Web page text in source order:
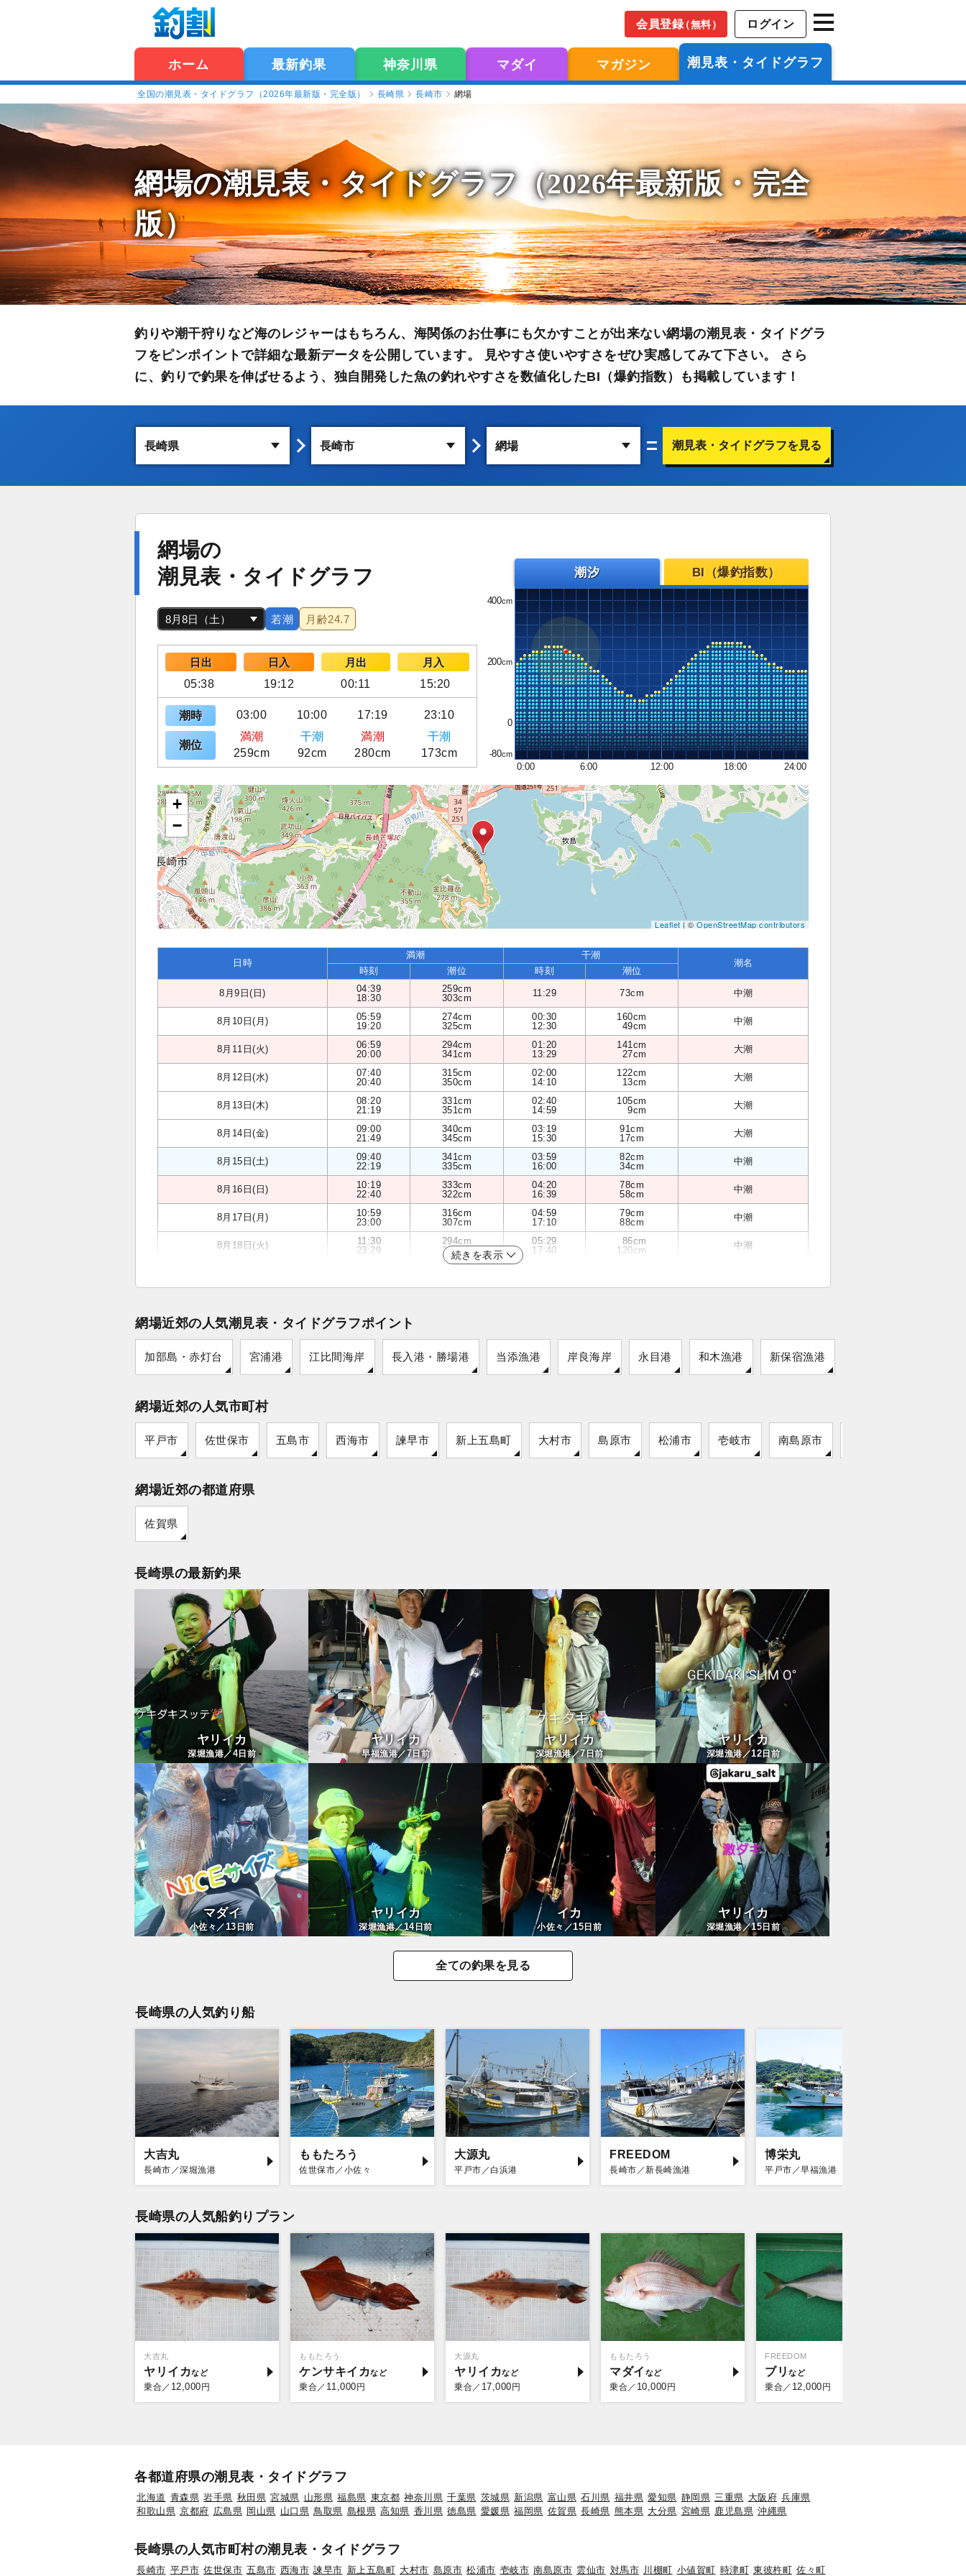
会員登録（無料） ログイン
ホーム 最新釣果 神奈川県 マダイ マガジン 潮見表・タイドグラフ
全国の潮見表・タイドグラフ（2026年最新版・完全版） 長崎県 長崎市 網場
網場の潮見表・タイドグラフ（2026年最新版・完全
版）
釣りや潮干狩りなど海のレジャーはもちろん、海関係のお仕事にも欠かすことが出来ない網場の潮見表・タイドグラ
フをピンポイントで詳細な最新データを公開しています。 見やすさ使いやすさをぜひ実感してみて下さい。 さら
に、釣りで釣果を伸ばせるよう、独自開発した魚の釣れやすさを数値化したBI（爆釣指数）も掲載しています！
潮見表・タイドグラフを見る
網場の
潮見表・タイドグラフ
若潮 月齢24.7
日出 日入 月出
月入
05:38
19:12 00:11 15:20
潮時 03:00 10:00 17:19 23:10
潮位
満潮 干潮 満潮
干潮
259cm
92cm 280cm 173cm
潮汐 BI（爆釣指数）
400
200
0
-80
0:00
6:00 12:00 18:00 24:00
+
−
Leaflet| ©OpenStreetMap contributors
日時
満潮 干潮
潮名
時刻 潮位 時刻 潮位
8月9日(日)
04:39
18:30
259cm
303cm
11:29 73cm 中潮
8月10日(月)
05:59
19:20
274cm
325cm
00:30
12:30
160cm
49cm
中潮
8月11日(火)
06:59
20:00
294cm
341cm
01:20
13:29
141cm
27cm
大潮
8月12日(水)
07:40
20:40
315cm
350cm
02:00
14:10
122cm
13cm
大潮
8月13日(木)
08:20
21:19
331cm
351cm
02:40
14:59
105cm
9cm
大潮
8月14日(金)
09:00
21:49
340cm
345cm
03:19
15:30
91cm
17cm
大潮
8月15日(土)
09:40
22:19
341cm
335cm
03:59
16:00
82cm
34cm
中潮
8月16日(日)
10:19
22:40
333cm
322cm
04:20
16:39
78cm
58cm
中潮
8月17日(月)
10:59
23:00
316cm
307cm
04:59
17:10
79cm
88cm
中潮
8月18日(火)
11:30
23:29
294cm
292cm
05:29
17:40
86cm
120cm
中潮
続きを表示
網場近郊の人気潮見表・タイドグラフポイント
加部島・赤灯台 宮浦港 江比間海岸 長入港・勝場港 当添漁港 岸良海岸 永目港 和木漁港 新保宿漁港
網場近郊の人気市町村
平戸市 佐世保市 五島市 西海市 諫早市 新上五島町 大村市 島原市 松浦市 壱岐市 南島原市
網場近郊の都道府県
佐賀県
長崎県の最新釣果
ヤリイカ
深堀漁港／4日前
ヤリイカ
早福漁港／7日前
ヤリイカ
深堀漁港／7日前
ヤリイカ
深堀漁港／12日前
マダイ
小佐々／13日前
ヤリイカ
深堀漁港／14日前
イカ
小佐々／15 日前
ヤリイカ
深堀漁港／15日前
全ての釣果を見る
長崎県の人気釣り船
大吉丸
長崎市／深堀漁港
ももたろう
佐世保市／小佐々
大源丸
平戸市／白浜港
FREEDOM
長崎市／新長崎漁港
博栄丸
平戸市／早福漁港
長崎県の人気船釣りプラン
大吉丸
ヤリイカ
乗合／ 12,000 円
ももたろう
ケンサキイカ
乗合／ 11,000 円
大源丸
ヤリイカ
乗合／ 17,000 円
ももたろう
マダイ
乗合／ 10,000 円
FREEDOM
ブリ
乗合／ 12,000 円
各都道府県の潮見表・タイドグラフ
北海道 青森県 岩手県 秋田県 宮城県 山形県 福島県 東京都 神奈川県 千葉県 茨城県 新潟県 富山県 石川県 福井県 愛知県 静岡県 三重県 大阪府 兵庫県
和歌山県 京都府 広島県 岡山県 山口県 鳥取県 島根県 高知県 香川県 徳島県 愛媛県 福岡県 佐賀県 長崎県 熊本県 大分県 宮崎県 鹿児島県 沖縄県
長崎県の人気市町村の潮見表・タイドグラフ
長崎市 平戸市 佐世保市 五島市 西海市 諫早市 新上五島町 大村市 島原市 松浦市 壱岐市 南島原市 雲仙市 対馬市 川棚町 小値賀町 時津町 東彼杵町 佐々町